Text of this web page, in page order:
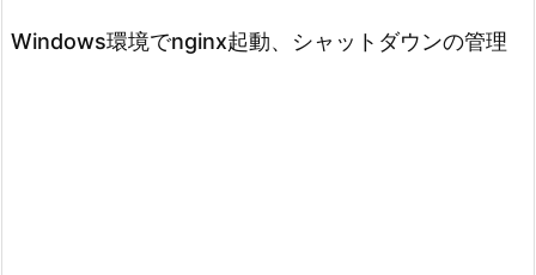
検索
Windows環境でnginx起動、シャットダウンの管理